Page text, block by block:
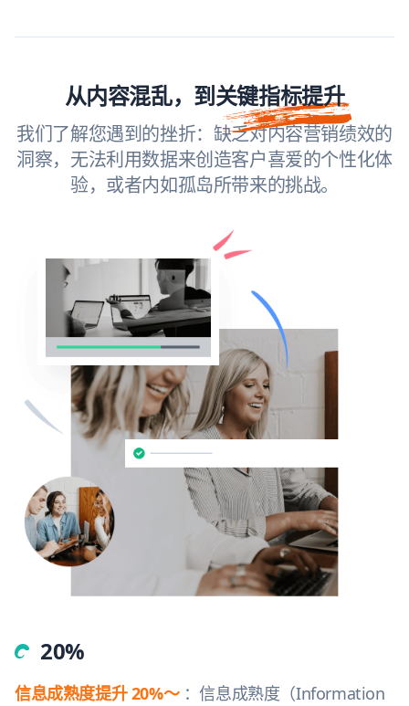
从内容混乱，到关键指标提升
我们了解您遇到的挫折：缺乏对内容营销绩效的
洞察，无法利用数据来创造客户喜爱的个性化体
验，或者内如孤岛所带来的挑战。
20%
信息成熟度提升 20%～ ：信息成熟度（Information